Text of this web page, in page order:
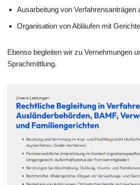
Ausarbeitung von Verfahrensanträgen
Organisation von Abläufen mit
Ebenso begleiten wir zu Vernehmungen
Sprachmittlung.